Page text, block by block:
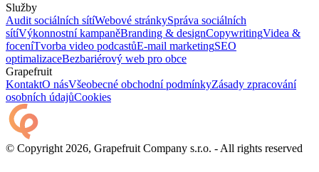
Služby
Audit sociálních sítíWebové stránkySpráva sociálních
sítíVýkonnostní kampaněBranding & designCopywritingVidea &
foceníTvorba video podcastůE-mail marketingSEO
optimalizaceBezbariérový web pro obce
Grapefruit
KontaktO násVšeobecné obchodní podmínkyZásady zpracování
osobních údajůCookies
© Copyright 2026, Grapefruit Company s.r.o. - All rights reserved